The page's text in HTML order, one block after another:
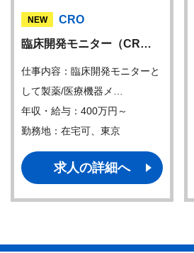
NEW
CRO
臨床開発モニター（CR…
仕事内容：臨床開発モニターと
して製薬/医療機器メ…
年収・給与：400万円～
勤務地：在宅可、東京
求人の詳細へ